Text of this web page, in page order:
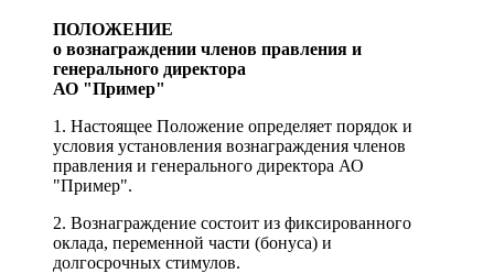
ПОЛОЖЕНИЕ
о вознаграждении членов правления и
генерального директора
АО "Пример"
1. Настоящее Положение определяет порядок и
условия установления вознаграждения членов
правления и генерального директора АО
"Пример".
2. Вознаграждение состоит из фиксированного
оклада, переменной части (бонуса) и
долгосрочных стимулов.